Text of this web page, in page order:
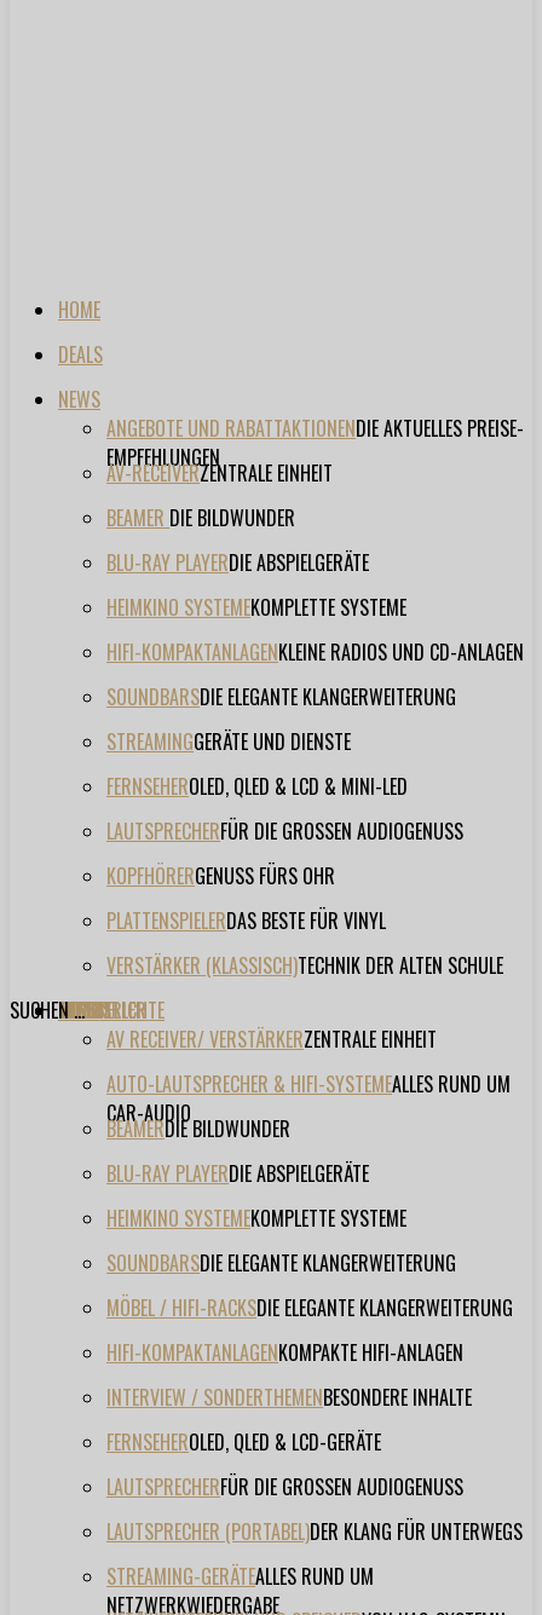
HOME
DEALS
NEWS
ANGEBOTE UND RABATTAKTIONENDIE AKTUELLES PREISE-
EMPFEHLUNGEN
AV-RECEIVERZENTRALE EINHEIT
BEAMER DIE BILDWUNDER
BLU-RAY PLAYERDIE ABSPIELGERÄTE
HEIMKINO SYSTEMEKOMPLETTE SYSTEME
HIFI-KOMPAKTANLAGENKLEINE RADIOS UND CD-ANLAGEN
SOUNDBARSDIE ELEGANTE KLANGERWEITERUNG
STREAMINGGERÄTE UND DIENSTE
FERNSEHEROLED, QLED & LCD & MINI-LED
LAUTSPRECHERFÜR DIE GROSSEN AUDIOGENUSS
KOPFHÖRERGENUSS FÜRS OHR
PLATTENSPIELERDAS BESTE FÜR VINYL
VERSTÄRKER (KLASSISCH)TECHNIK DER ALTEN SCHULE
TESTBERICHTE
AV RECEIVER/ VERSTÄRKERZENTRALE EINHEIT
AUTO-LAUTSPRECHER & HIFI-SYSTEMEALLES RUND UM
CAR-AUDIO
BEAMERDIE BILDWUNDER
BLU-RAY PLAYERDIE ABSPIELGERÄTE
HEIMKINO SYSTEMEKOMPLETTE SYSTEME
SOUNDBARSDIE ELEGANTE KLANGERWEITERUNG
MÖBEL / HIFI-RACKSDIE ELEGANTE KLANGERWEITERUNG
HIFI-KOMPAKTANLAGENKOMPAKTE HIFI-ANLAGEN
INTERVIEW / SONDERTHEMENBESONDERE INHALTE
FERNSEHEROLED, QLED & LCD-GERÄTE
LAUTSPRECHERFÜR DIE GROSSEN AUDIOGENUSS
LAUTSPRECHER (PORTABEL)DER KLANG FÜR UNTERWEGS
STREAMING-GERÄTEALLES RUND UM
NETZWERKWIEDERGABE
FORUM
FILME
VIDEOS
HERSTELLER
EVENT
SUCHEN ...